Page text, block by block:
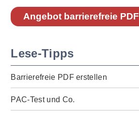
Angebot barrierefreie PDF
Lese-Tipps
Barrierefreie PDF erstellen
PAC-Test und Co.